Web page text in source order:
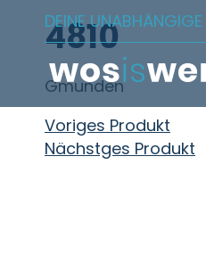
Zum Inhalt springen
DEINE
4810
Gmunden
Voriges Produkt
Nächstges Produkt